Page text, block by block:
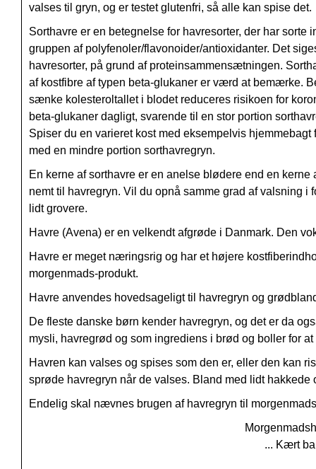
valses til gryn, og er testet glutenfri, så alle kan spise det.
Sorthavre er en betegnelse for havresorter, der har
gruppen af polyfenoler/flavonoider/antioxidanter. Det
havresorter, på grund af proteinsammensætningen.
af kostfibre af typen beta-glukaner er værd at bemærke.
sænke kolesteroltallet i blodet reduceres risikoen for
beta-glukaner dagligt, svarende til en stor portion
Spiser du en varieret kost med eksempelvis hjemmebagt
med en mindre portion sorthavregryn.
En kerne af sorthavre er en anelse blødere end en
nemt til havregryn. Vil du opnå samme grad af valsning
lidt grovere.
Havre (Avena) er en velkendt afgrøde i Danmark. Den
Havre er meget næringsrig og har et højere
morgenmads-produkt.
Havre anvendes hovedsageligt til havregryn og
De fleste danske børn kender havregryn, og det er da
mysli, havregrød og som ingrediens i brød og boller for
Havren kan valses og spises som den er, eller den kan
sprøde havregryn når de valses. Bland med lidt
Endelig skal nævnes brugen af havregryn til
... Kært